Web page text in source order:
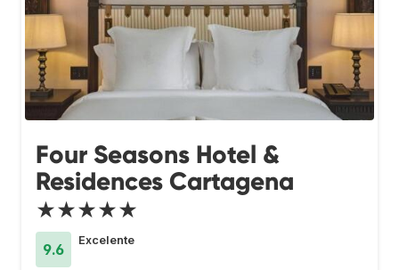
Four Seasons Hotel &
Residences Cartagena
★★★★★
9.6
Excelente